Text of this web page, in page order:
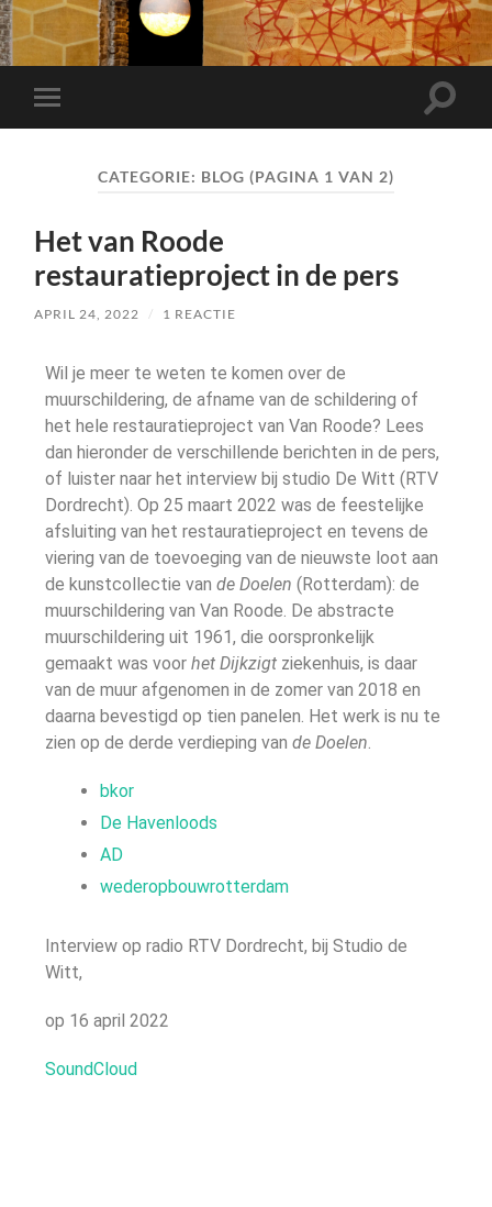
CATEGORIE: BLOG (PAGINA 1 VAN 2)
Het van Roode
restauratieproject in de pers
APRIL 24, 2022 / 1 REACTIE
Wil je meer te weten te komen over de
muurschildering, de afname van de schildering of
het hele restauratieproject van Van Roode? Lees
dan hieronder de verschillende berichten in de pers,
of luister naar het interview bij studio De Witt (RTV
Dordrecht). Op 25 maart 2022 was de feestelijke
afsluiting van het restauratieproject en tevens de
viering van de toevoeging van de nieuwste loot aan
de kunstcollectie vande Doelen (Rotterdam): de
muurschildering van Van Roode. De abstracte
muurschildering uit 1961, die oorspronkelijk
gemaakt was voorhet Dijkzigt ziekenhuis, is daar
van de muur afgenomen in de zomer van 2018 en
daarna bevestigd op tien panelen. Het werk is nu te
zien op de derde verdieping vande Doelen.
bkor
De Havenloods
AD
wederopbouwrotterdam
Interview op radio RTV Dordrecht, bij Studio de
Witt,
op 16 april 2022
SoundCloud